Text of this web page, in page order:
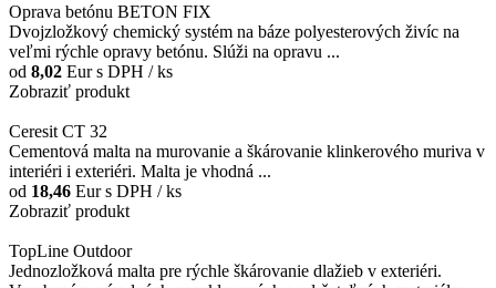
Oprava betónu BETON FIX
Dvojzložkový chemický systém na báze polyesterových živíc na
veľmi rýchle opravy betónu. Slúži na opravu ...
od 8,02 Eurs DPH / ks
Zobraziť produkt
Ceresit CT 32
Cementová malta na murovanie a škárovanie klinkerového muriva v
interiéri i exteriéri. Malta je vhodná ...
od 18,46 Eurs DPH / ks
Zobraziť produkt
TopLine Outdoor
Jednozložková malta pre rýchle škárovanie dlažieb v exteriéri.